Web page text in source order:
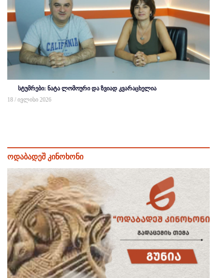
სტუმრები: ნატა ლომოური და ზვიად კვარაცხელია
18 / ივლისი 2026
ოდაბადეშ კინოხონი